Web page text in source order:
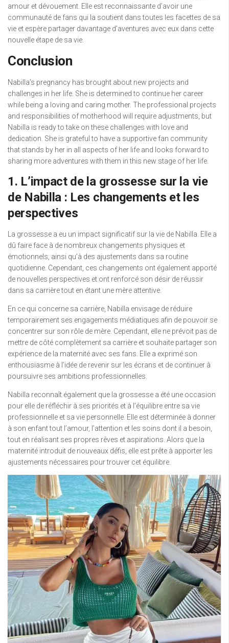
amour et dévouement. Elle est reconnaissante d’avoir une
communauté de fans qui la soutient dans toutes les facettes de sa
vie et espère partager davantage d’aventures avec eux dans cette
nouvelle étape de sa vie.
Conclusion
Nabilla’s pregnancy has brought about new projects and
challenges in her life. She is determined to continue her career
while being a loving and caring mother. The professional projects
and responsibilities of motherhood will require adjustments, but
Nabilla is ready to take on these challenges with love and
dedication. She is grateful to have a supportive fan community
that stands by her in all aspects of her life and looks forward to
sharing more adventures with them in this new stage of her life.
1. L’impact de la grossesse sur la vie
de Nabilla : Les changements et les
perspectives
La grossesse a eu un impact significatif sur la vie de Nabilla. Elle a
dû faire face à de nombreux changements physiques et
émotionnels, ainsi qu’à des ajustements dans sa routine
quotidienne. Cependant, ces changements ont également apporté
de nouvelles perspectives et ont renforcé son désir de réussir
dans sa carrière tout en étant une mère attentive.
En ce qui concerne sa carrière, Nabilla envisage de réduire
temporairement ses engagements médiatiques afin de pouvoir se
concentrer sur son rôle de mère. Cependant, elle ne prévoit pas de
mettre de côté complètement sa carrière et souhaite partager son
expérience de la maternité avec ses fans. Elle a exprimé son
enthousiasme à l’idée de revenir sur les écrans et de continuer à
poursuivre ses ambitions professionnelles.
Nabilla reconnaît également que la grossesse a été une occasion
pour elle de réfléchir à ses priorités et à l’équilibre entre sa vie
professionnelle et sa vie personnelle. Elle est déterminée à donner
à son enfant tout l’amour, l’attention et les soins dont il a besoin,
tout en réalisant ses propres rêves et aspirations. Alors que la
maternité introduit de nouveaux défis, elle est prête à apporter les
ajustements nécessaires pour trouver cet équilibre.